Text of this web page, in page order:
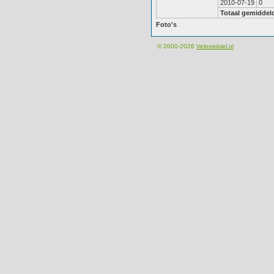
2010-07-19 0
Totaal
Foto's
© 2000-2026 Velomobiel.nl